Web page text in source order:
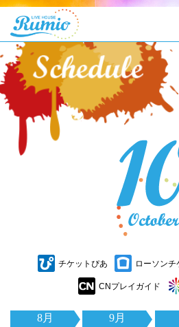
チケットぴあ ローソンチ
CNプレイガイド
8月 9月